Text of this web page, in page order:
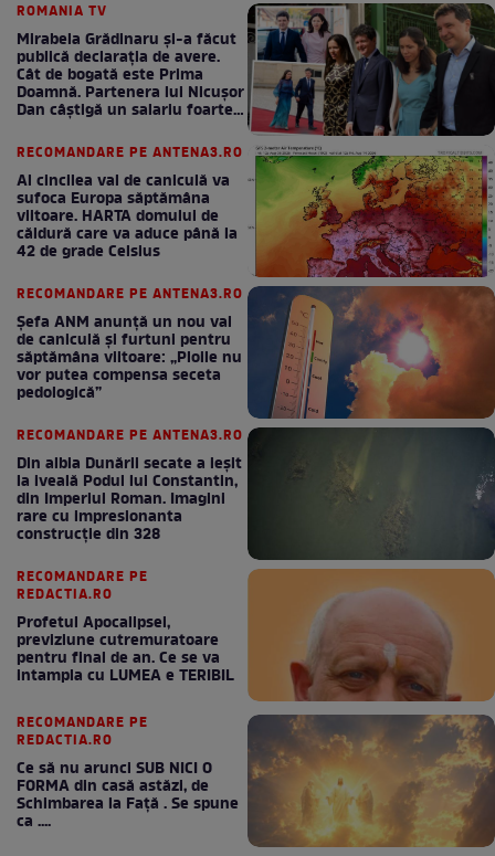
ROMANIA TV
Mirabela Grădinaru și-a făcut
publică declarația de avere.
Cât de bogată este Prima
Doamnă. Partenera lui Nicușor
Dan câștigă un salariu foarte
RECOMANDARE PE ANTENA3.RO
Al cincilea val de caniculă va
sufoca Europa săptămâna
viitoare. HARTA domului de
căldură care va aduce până la
42 de grade Celsius
RECOMANDARE PE ANTENA3.RO
Șefa ANM anunță un nou val
de caniculă și furtuni pentru
săptămâna viitoare: „Ploile nu
vor putea compensa seceta
pedologică”
RECOMANDARE PE ANTENA3.RO
Din albia Dunării secate a ieșit
la iveală Podul lui Constantin,
din Imperiul Roman. Imagini
rare cu impresionanta
construcție din 328
RECOMANDARE PE
REDACTIA.RO
Profetul Apocalipsei,
previziune cutremuratoare
pentru final de an. Ce se va
intampla cu LUMEA e TERIBIL
RECOMANDARE PE
REDACTIA.RO
Ce să nu arunci SUB NICI O
FORMA din casă astăzi, de
Schimbarea la Față . Se spune
ca ....